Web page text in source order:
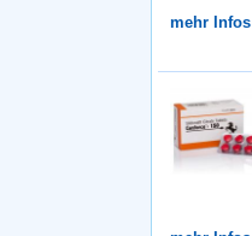
mehr Infos